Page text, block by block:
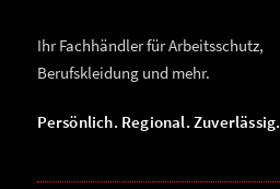
Ihr Fachhändler für Arbeitsschutz,
Berufskleidung und mehr.
Persönlich. Regional. Zuverlässig.